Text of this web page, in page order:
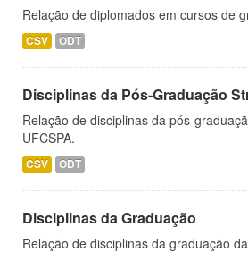
Relação de diplomados em cursos de
CSV ODT
Disciplinas da Pós-Graduação
Relação de disciplinas da pós-
UFCSPA.
CSV ODT
Disciplinas da Graduação
Relação de disciplinas da graduação